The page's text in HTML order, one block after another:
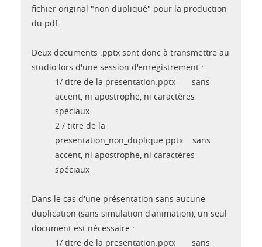
fichier original "non dupliqué" pour la production
du pdf.
Deux documents .pptx sont donc à transmettre au
studio lors d'une session d'enregistrement :
1/ titre de la presentation.pptx sans
accent, ni apostrophe, ni caractères
spéciaux
2 / titre de la
presentation_non_duplique.pptx sans
accent, ni apostrophe, ni caractères
spéciaux
Dans le cas d'une présentation sans aucune
duplication (sans simulation d'animation), un seul
document est nécessaire :
1/ titre de la presentation.pptx sans